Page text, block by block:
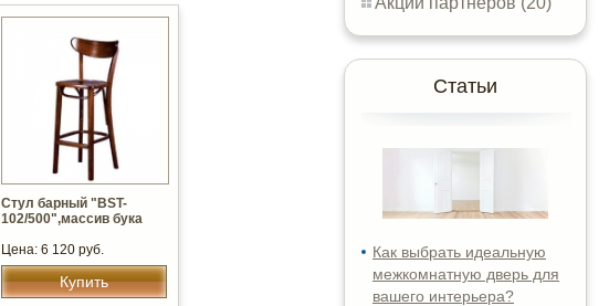
Статьи
Как выбрать идеальную
межкомнатную дверь для
вашего интерьера?
Стул барный "BST-
102/500",массив бука
Цена: 6 120 руб.
Купить